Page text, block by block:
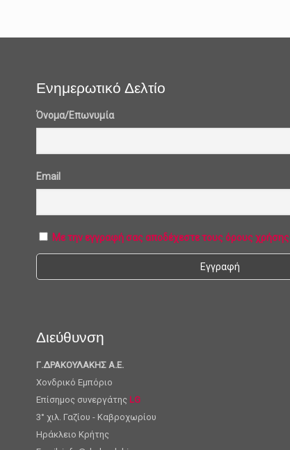
Ενημερωτικό Δελτίο
Όνομα/Επωνυμία
Email
Με την εγγραφή σας αποδέχεστε τους όρους χρήσης
Διεύθυνση
Γ.ΔΡΑΚΟΥΛΑΚΗΣ Α.Ε.
Χονδρικό Εμπόριο
Επίσημος συνεργάτης LG
3° χιλ. Γαζίου - Καβροχωρίου
Ηράκλειο Κρήτης